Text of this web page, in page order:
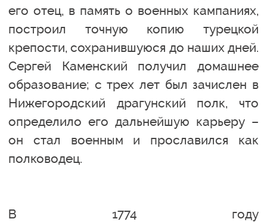
его отец, в память о военных кампаниях,
построил точную копию турецкой
крепости, сохранившуюся до наших дней.
Сергей Каменский получил домашнее
образование; с трех лет был зачислен в
Нижегородский драгунский полк, что
определило его дальнейшую карьеру –
он стал военным и прославился как
полководец.
В 1774 году